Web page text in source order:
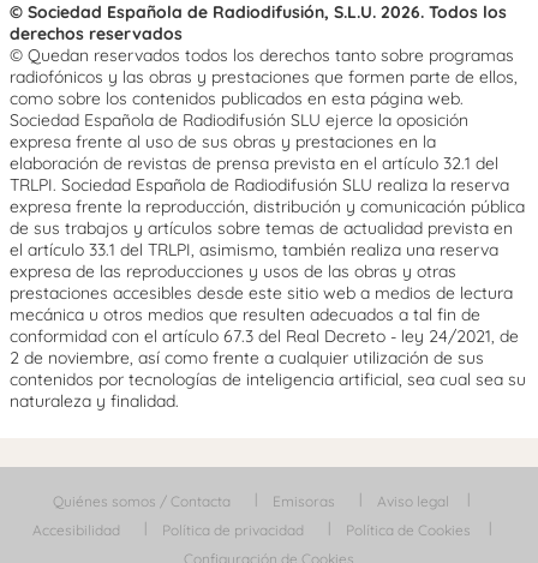
© Sociedad Española de Radiodifusión, S.L.U. 2026. Todos los
derechos reservados
© Quedan reservados todos los derechos tanto sobre programas
radiofónicos y las obras y prestaciones que formen parte de ellos,
como sobre los contenidos publicados en esta página web.
Sociedad Española de Radiodifusión SLU ejerce la oposición
expresa frente al uso de sus obras y prestaciones en la
elaboración de revistas de prensa prevista en el artículo 32.1 del
TRLPI. Sociedad Española de Radiodifusión SLU realiza la reserva
expresa frente la reproducción, distribución y comunicación pública
de sus trabajos y artículos sobre temas de actualidad prevista en
el artículo 33.1 del TRLPI, asimismo, también realiza una reserva
expresa de las reproducciones y usos de las obras y otras
prestaciones accesibles desde este sitio web a medios de lectura
mecánica u otros medios que resulten adecuados a tal fin de
conformidad con el artículo 67.3 del Real Decreto - ley 24/2021, de
2 de noviembre, así como frente a cualquier utilización de sus
contenidos por tecnologías de inteligencia artificial, sea cual sea su
naturaleza y finalidad.
Quiénes somos / Contacta Emisoras
Aviso legal
Accesibilidad
Política de privacidad
Política de Cookies
Configuración de Cookies